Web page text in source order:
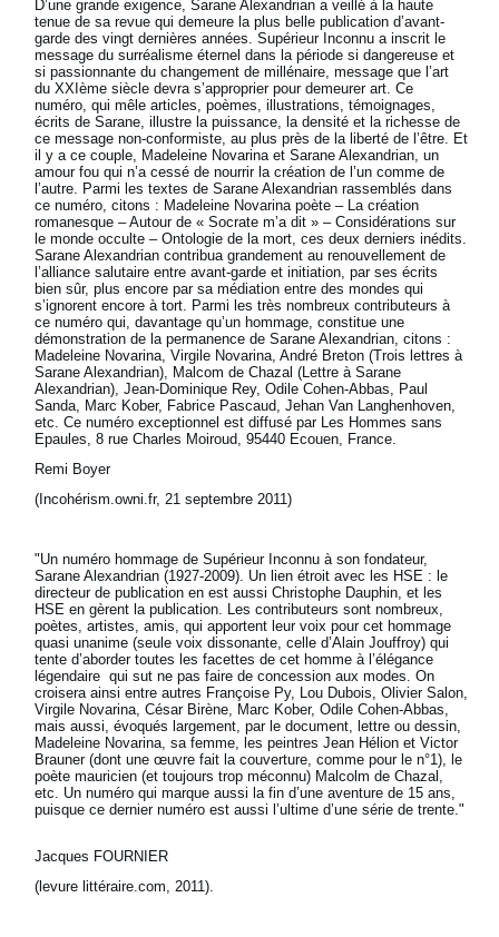
D’une grande exigence, Sarane Alexandrian a veillé à la haute
tenue de sa revue qui demeure la plus belle publication d’avant-
garde des vingt dernières années. Supérieur Inconnu a inscrit le
message du surréalisme éternel dans la période si dangereuse et
si passionnante du changement de millénaire, message que l’art
du XXIème siècle devra s’approprier pour demeurer art. Ce
numéro, qui mêle articles, poèmes, illustrations, témoignages,
écrits de Sarane, illustre la puissance, la densité et la richesse de
ce message non-conformiste, au plus près de la liberté de l’être. Et
il y a ce couple, Madeleine Novarina et Sarane Alexandrian, un
amour fou qui n’a cessé de nourrir la création de l’un comme de
l’autre. Parmi les textes de Sarane Alexandrian rassemblés dans
ce numéro, citons : Madeleine Novarina poète – La création
romanesque – Autour de « Socrate m’a dit » – Considérations sur
le monde occulte – Ontologie de la mort, ces deux derniers inédits.
Sarane Alexandrian contribua grandement au renouvellement de
l’alliance salutaire entre avant-garde et initiation, par ses écrits
bien sûr, plus encore par sa médiation entre des mondes qui
s’ignorent encore à tort. Parmi les très nombreux contributeurs à
ce numéro qui, davantage qu’un hommage, constitue une
démonstration de la permanence de Sarane Alexandrian, citons :
Madeleine Novarina, Virgile Novarina, André Breton (Trois lettres à
Sarane Alexandrian), Malcom de Chazal (Lettre à Sarane
Alexandrian), Jean-Dominique Rey, Odile Cohen-Abbas, Paul
Sanda, Marc Kober, Fabrice Pascaud, Jehan Van Langhenhoven,
etc. Ce numéro exceptionnel est diffusé par Les Hommes sans
Epaules, 8 rue Charles Moiroud, 95440 Ecouen, France.
Remi Boyer
(Incohérism.owni.fr, 21 septembre 2011)
"Un numéro hommage de Supérieur Inconnu à son fondateur,
Sarane Alexandrian (1927-2009). Un lien étroit avec les HSE : le
directeur de publication en est aussi Christophe Dauphin, et les
HSE en gèrent la publication. Les contributeurs sont nombreux,
poètes, artistes, amis, qui apportent leur voix pour cet hommage
quasi unanime (seule voix dissonante, celle d’Alain Jouffroy) qui
tente d’aborder toutes les facettes de cet homme à l’élégance
légendaire qui sut ne pas faire de concession aux modes. On
croisera ainsi entre autres Françoise Py, Lou Dubois, Olivier Salon,
Virgile Novarina, César Birène, Marc Kober, Odile Cohen-Abbas,
mais aussi, évoqués largement, par le document, lettre ou dessin,
Madeleine Novarina, sa femme, les peintres Jean Hélion et Victor
Brauner (dont une œuvre fait la couverture, comme pour le n°1), le
poète mauricien (et toujours trop méconnu) Malcolm de Chazal,
etc. Un numéro qui marque aussi la fin d’une aventure de 15 ans,
puisque ce dernier numéro est aussi l’ultime d’une série de trente."
Jacques FOURNIER
(levure littéraire.com, 2011).